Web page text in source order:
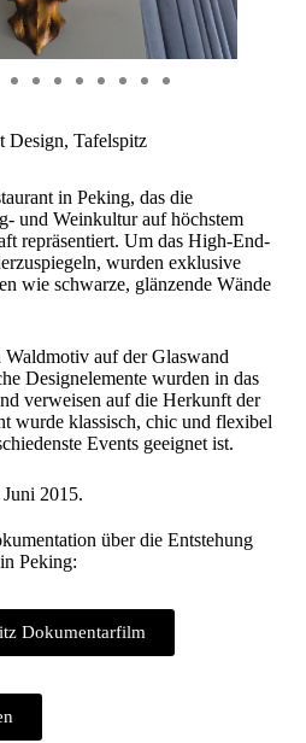
Design, Tafelspitz
in Peking, das die
und Weinkultur auf höchstem
repräsentiert. Um das High-End-
wurden exklusive
wie schwarze, glänzende Wände
auf der Glaswand
Designelemente wurden in das
verweisen auf die Herkunft der
wurde klassisch, chic und flexibel
Events geeignet ist.
2015.
über die Entstehung
Peking:
Dokumentarfilm